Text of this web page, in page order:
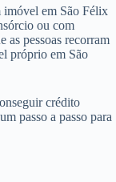
imóvel em São Félix
ou com
as pessoas recorram
próprio em São
crédito
passo a passo para